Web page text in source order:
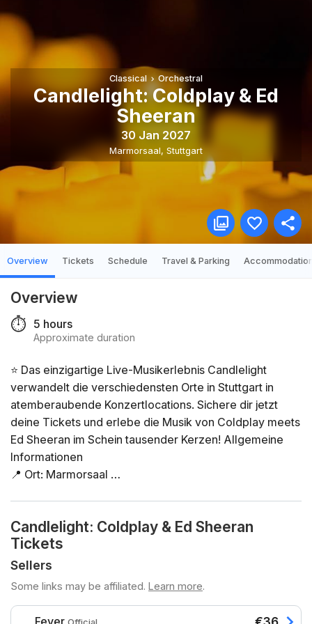
Classical Orchestral
Candlelight: Coldplay & Ed
Sheeran
30 Jan 2027
Marmorsaal, Stuttgart
Overview Tickets Schedule Travel & Parking
Overview
⏱️ 5 hours
Approximate duration
⭐ Das einzigartige Live-Musikerlebnis Candlelight
verwandelt die verschiedensten Orte in Stuttgart in
atemberaubende Konzertlocations. Sichere dir jetzt
deine Tickets und erlebe die Musik von Coldplay meets
Ed Sheeran im Schein tausender Kerzen! Allgemeine
Informationen
📍 Ort: Marmorsaal
⏳ Dauer: 60 Minuten. Es ist keine Pause vorgesehen.
Einlass ist 30 Minuten vor Beginn des Konzerts. Ein
verspäteter Einlass nach Konzertbeginn ist nicht
möglich!
👤 Altersbeschränkung: Kein Zutritt unter 8 Jahren.
Zutritt unter 16 Jahren nur in Begleitung einer
Candlelight: Coldplay & Ed Sheeran
Tickets
Sellers
Some links may be affiliated. Learn more.